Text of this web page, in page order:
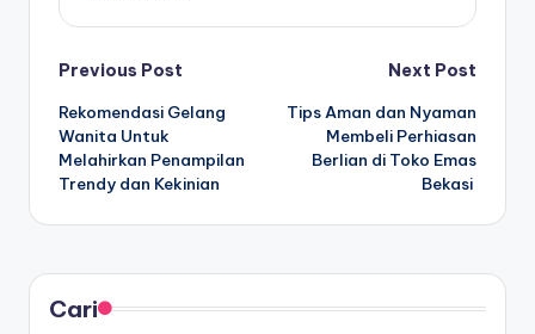
Post
navigation
Previous Post
Rekomendasi Gelang
Wanita Untuk
Melahirkan Penampilan
Trendy dan Kekinian
Next Post
Tips Aman dan Nyaman
Membeli Perhiasan
Berlian di Toko Emas
Bekasi
Cari